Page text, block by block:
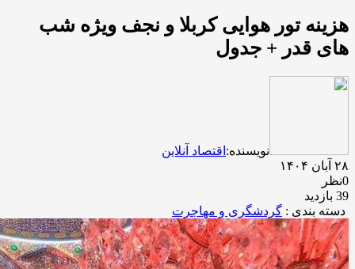
هزینه تور هوایی کربلا و نجف ویژه شب
های قدر + جدول
نویسنده: اقتصاد آنلاین
۲۸ آبان ۱۴۰۴
0نظر
39 بازدید
دسته بندی : گردشگری و مهاجرت